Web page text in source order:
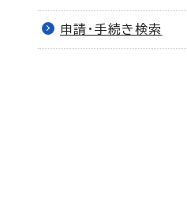
申請・手続き検索